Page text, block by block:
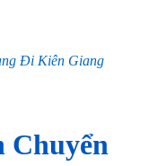
Đi Kiên Giang
Chuyển